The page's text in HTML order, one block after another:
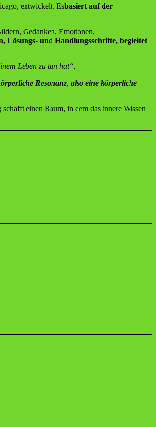
entwickelt. Esbasiert auf der
Gedanken, Emotionen,
Lösungs- und Handlungsschritte, begleitet
Leben zu tun hat“.
Resonanz also eine körperliche
einen Raum, in dem das innere Wissen